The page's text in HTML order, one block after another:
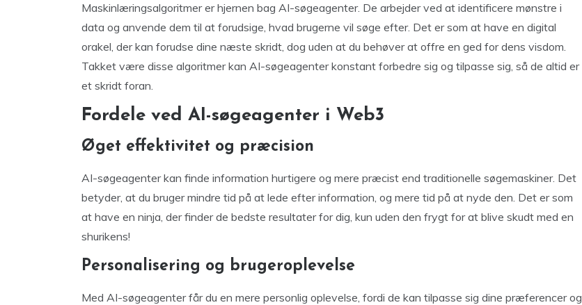
Maskinlæringsalgoritmer er hjernen bag AI-søgeagenter. De arbejder ved at identificere mønstre i
data og anvende dem til at forudsige, hvad brugerne vil søge efter. Det er som at have en digital
orakel, der kan forudse dine næste skridt, dog uden at du behøver at offre en ged for dens visdom.
Takket være disse algoritmer kan AI-søgeagenter konstant forbedre sig og tilpasse sig, så de altid er
et skridt foran.
Fordele ved AI-søgeagenter i Web3
Øget effektivitet og præcision
AI-søgeagenter kan finde information hurtigere og mere præcist end traditionelle søgemaskiner. Det
betyder, at du bruger mindre tid på at lede efter information, og mere tid på at nyde den. Det er som
at have en ninja, der finder de bedste resultater for dig, kun uden den frygt for at blive skudt med en
shurikens!
Personalisering og brugeroplevelse
Med AI-søgeagenter får du en mere personlig oplevelse, fordi de kan tilpasse sig dine præferencer og